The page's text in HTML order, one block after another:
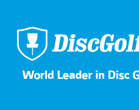
World Leader in Disc